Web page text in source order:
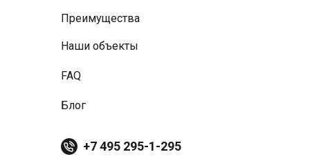
+7 495 295-1-295
Блог
FAQ
Наши объекты
Преимущества